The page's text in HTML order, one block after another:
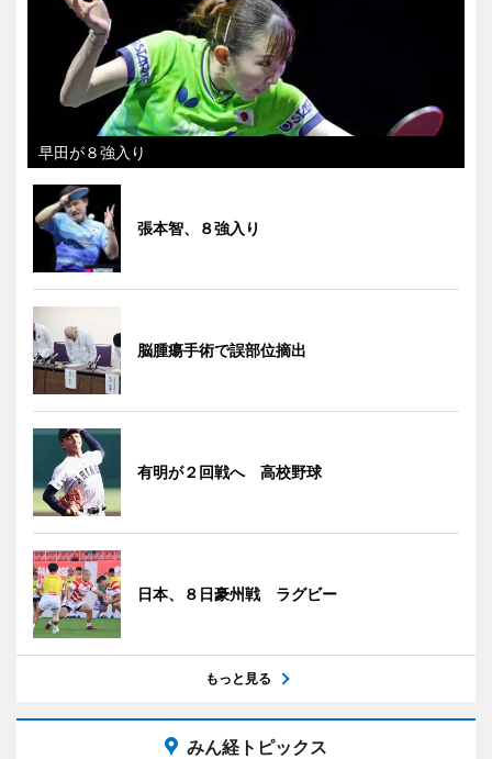
早田が８強入り
張本智、８強入り
脳腫瘍手術で誤部位摘出
有明が２回戦へ 高校野球
日本、８日豪州戦 ラグビー
もっと見る
みん経トピックス